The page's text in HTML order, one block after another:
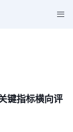
键指标横向评